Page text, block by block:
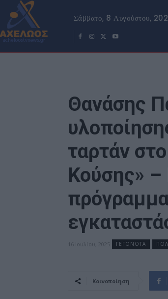
Σάββατο, 8 Αυγούστου,
Θανάσης
ταρτάν
Κούσης» –
16 Ιουλίου, 2025 ΓΕΓΟΝΟΤΑ
Κοινοποίηση